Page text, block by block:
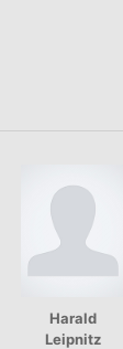
Harald
Leipnitz